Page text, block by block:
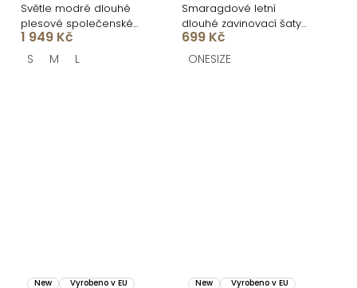
Světle modré dlouhé
plesové společenské
šaty CELLINES
1 949 Kč
S M L
Smaragdové letní
dlouhé zavinovací šaty
AVENYXA s páskem
699 Kč
ONESIZE
New Vyrobeno v EU New Vyrobeno v EU